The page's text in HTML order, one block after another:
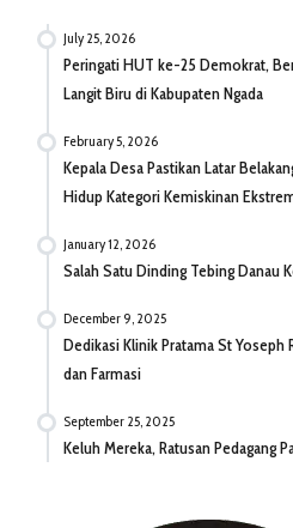
July 25, 2026
Peringati HUT ke-25 Demokrat,
Langit Biru di Kabupaten Ngada
February 5, 2026
Kepala Desa Pastikan Latar
Hidup Kategori Kemiskinan
January 12, 2026
Salah Satu Dinding Tebing Danau
December 9, 2025
Dedikasi Klinik Pratama St Yoseph
dan Farmasi
September 25, 2025
Keluh Mereka, Ratusan Pedagang